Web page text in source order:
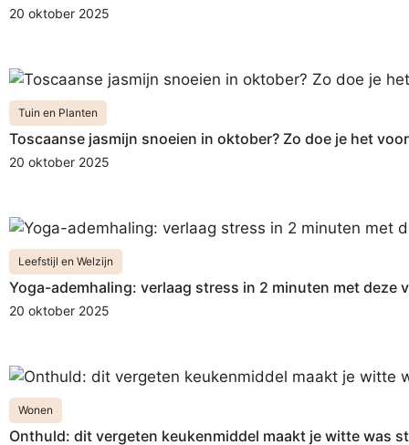
20 oktober 2025
Tuin en Planten
Toscaanse jasmijn snoeien in oktober? Zo doe je het
20 oktober 2025
Leefstijl en Welzijn
Yoga-ademhaling: verlaag stress in 2 minuten met deze
20 oktober 2025
Wonen
Onthuld: dit vergeten keukenmiddel maakt je witte was